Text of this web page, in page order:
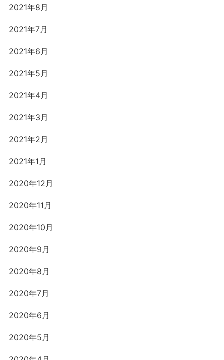
2021年8月
2021年7月
2021年6月
2021年5月
2021年4月
2021年3月
2021年2月
2021年1月
2020年12月
2020年11月
2020年10月
2020年9月
2020年8月
2020年7月
2020年6月
2020年5月